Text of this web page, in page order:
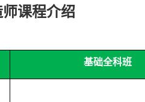
课程介绍
基础全科班